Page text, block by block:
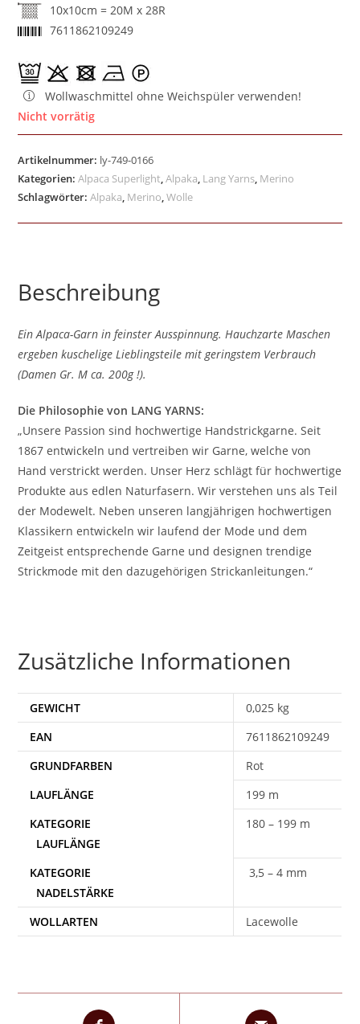
10x10cm = 20M x 28R
7611862109249
Wollwaschmittel ohne Weichspüler verwenden!
Nicht vorrätig
Artikelnummer: ly-749-0166
Kategorien:Alpaca Superlight ,Alpaka Lang Yarns Merino
Schlagwörter:Alpaka Merino ,Wolle
Beschreibung
Ein Alpaca-Garn in feinster Ausspinnung. Hauchzarte Maschen
ergeben kuschelige Lieblingsteile mit geringstem Verbrauch
(Damen Gr. M ca. 200g !).
Die Philosophie von LANG YARNS:
„Unsere Passion sind hochwertige Handstrickgarne. Seit
1867 entwickeln und vertreiben wir Garne, welche von
Hand verstrickt werden. Unser Herz schlägt für hochwertige
Produkte aus edlen Naturfasern. Wir verstehen uns als Teil
der Modewelt. Neben unseren langjährigen hochwertigen
Klassikern entwickeln wir laufend der Mode und dem
Zeitgeist entsprechende Garne und designen trendige
Strickmode mit den dazugehörigen Strickanleitungen.“
Zusätzliche Informationen
GEWICHT
0,025 kg
EAN
7611862109249
Rot
199 m
180 – 199 m
3,5 – 4 mm
WOLLARTEN Lacewolle